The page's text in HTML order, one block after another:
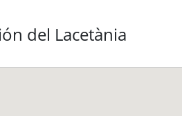
del Lacetània